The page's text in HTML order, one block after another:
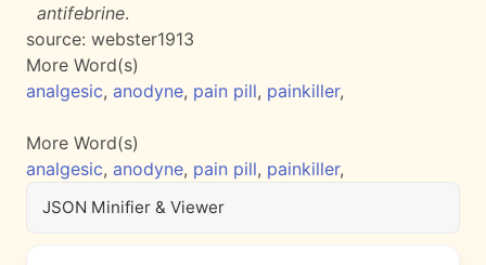
antifebrine.
source: webster1913
More Word(s)
analgesic, anodyne, pain pill, painkiller,
More Word(s)
analgesic, anodyne, pain pill, painkiller,
JSON Minifier & Viewer